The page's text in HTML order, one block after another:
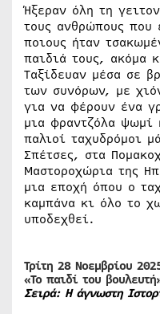
Ήξεραν όλη τη
τους ανθρώπους που
ποιους ήταν
παιδιά τους, ακόμα
Ταξίδευαν μέσα σε
των συνόρων, με
για να φέρουν ένα
μια φραντζόλα ψωμί
παλιοί ταχυδρόμοι
Σπέτσες, στα
Μαστοροχώρια της
μια εποχή όπου ο
καμπάνα κι όλο το
υποδεχθεί.
Τρίτη 28 Νοεμβρίου
«Το παιδί του
Σειρά: Η άγνωστη